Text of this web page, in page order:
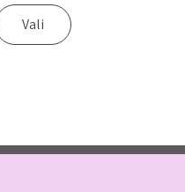
Vali